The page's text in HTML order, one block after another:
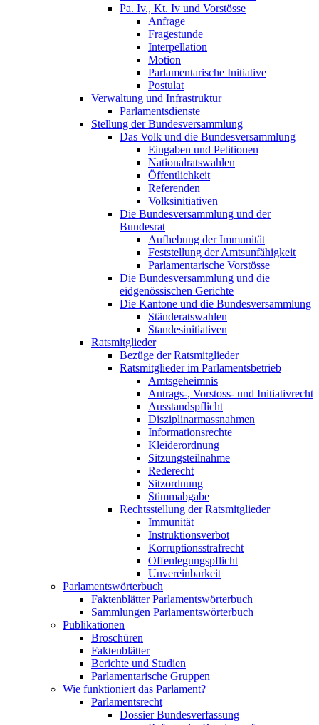
Pa. Iv., Kt. Iv und Vorstösse
Anfrage
Fragestunde
Interpellation
Motion
Parlamentarische Initiative
Postulat
Verwaltung und Infrastruktur
Parlamentsdienste
Stellung der Bundesversammlung
Das Volk und die Bundesversammlung
Eingaben und Petitionen
Nationalratswahlen
Öffentlichkeit
Referenden
Volksinitiativen
Die Bundesversammlung und der
Bundesrat
Aufhebung der Immunität
Feststellung der Amtsunfähigkeit
Parlamentarische Vorstösse
Die Bundesversammlung und die
eidgenössischen Gerichte
Die Kantone und die Bundesversammlung
Ständeratswahlen
Standesinitiativen
Ratsmitglieder
Bezüge der Ratsmitglieder
Ratsmitglieder im Parlamentsbetrieb
Amtsgeheimnis
Antrags-, Vorstoss- und Initiativrecht
Ausstandspflicht
Disziplinarmassnahmen
Informationsrechte
Kleiderordnung
Sitzungsteilnahme
Rederecht
Sitzordnung
Stimmabgabe
Rechtsstellung der Ratsmitglieder
Immunität
Instruktionsverbot
Korruptionsstrafrecht
Offenlegungspflicht
Unvereinbarkeit
Parlamentswörterbuch
Faktenblätter Parlamentswörterbuch
Sammlungen Parlamentswörterbuch
Publikationen
Broschüren
Faktenblätter
Berichte und Studien
Parlamentarische Gruppen
Wie funktioniert das Parlament?
Parlamentsrecht
Dossier Bundesverfassung